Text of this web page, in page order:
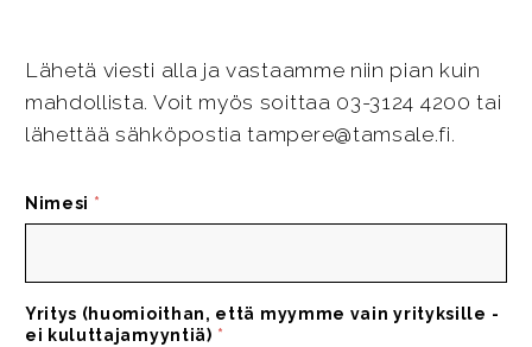
Lähetä viesti alla ja vastaamme niin pian kuin
mahdollista. Voit myös soittaa 03-3124 4200 tai
lähettää sähköpostia tampere@tamsale.fi.
Nimesi *
Yritys (huomioithan, että myymme vain yrityksille -
ei kuluttajamyyntiä) *